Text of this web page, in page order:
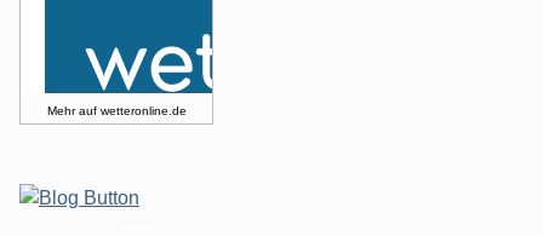
Mehr auf wetteronline.de